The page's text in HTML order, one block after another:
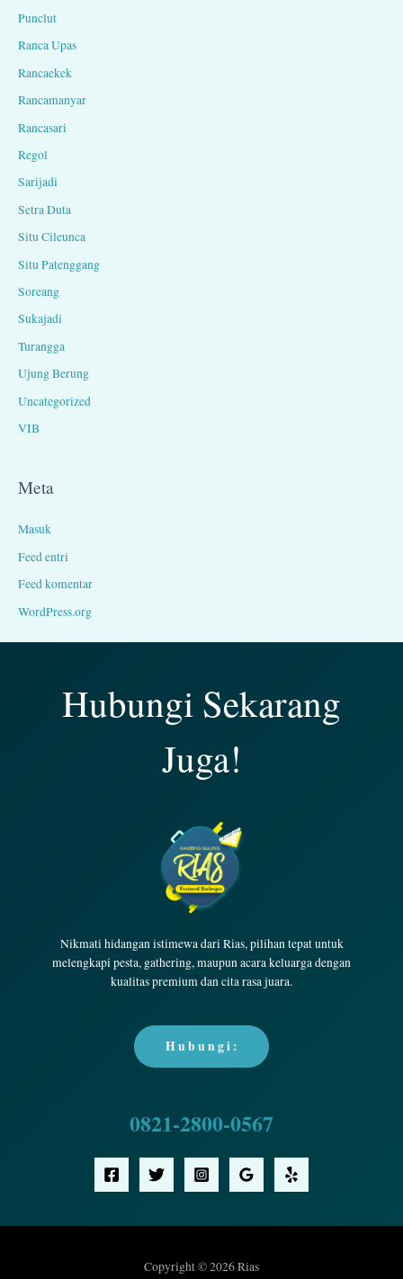
Punclut
Ranca Upas
Rancaekek
Rancamanyar
Rancasari
Regol
Sarijadi
Setra Duta
Situ Cileunca
Situ Patenggang
Soreang
Sukajadi
Turangga
Ujung Berung
Uncategorized
VIB
Meta
Masuk
Feed entri
Feed komentar
WordPress.org
Hubungi Sekarang
Juga!
Nikmati hidangan istimewa dari Rias, pilihan tepat untuk
melengkapi pesta, gathering, maupun acara keluarga dengan
kualitas premium dan cita rasa juara.
H u b u n g i :
0821-2800-0567
Copyright © 2026 Rias